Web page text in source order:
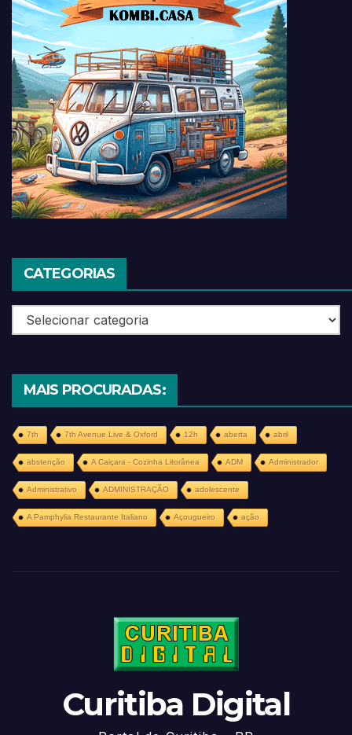
CATEGORIAS
Categorias
MAIS PROCURADAS:
7th 7th Avenue Live & Oxford 12h aberta abril
abstenção A Caiçara - Cozinha Litorânea ADM Administrador
Administrativo ADMINISTRAÇÃO adolescente
A Pamphylia Restaurante Italiano Açougueiro ação
Curitiba Digital